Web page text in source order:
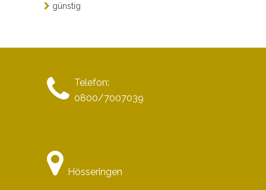
günstig
Telefon:
0800/7007039
Hösseringen